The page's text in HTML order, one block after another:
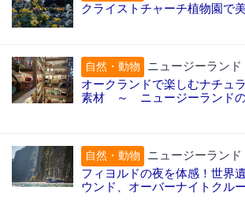
クライストチャーチ植物園で
自然・動物
ニュージーランド
オークランドで楽しむナチュ
素材 ～ ニュージーランドの
自然・動物
ニュージーラン
フィヨルドの夜を体感！世界
ウンド、オーバーナイトクル